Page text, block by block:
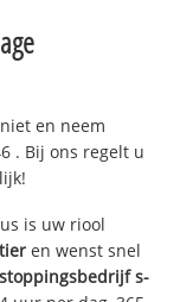
en neem
. Bij ons regelt u
is uw riool
en wenst snel
s-